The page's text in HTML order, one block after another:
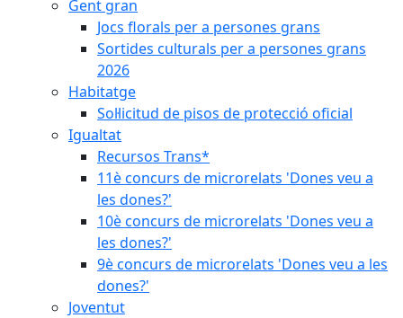
Gent gran
Jocs florals per a persones grans
Sortides culturals per a persones grans
2026
Habitatge
Sol·licitud de pisos de protecció oficial
Igualtat
Recursos Trans*
11è concurs de microrelats 'Dones veu a
les dones?'
10è concurs de microrelats 'Dones veu a
les dones?'
9è concurs de microrelats 'Dones veu a les
dones?'
Joventut